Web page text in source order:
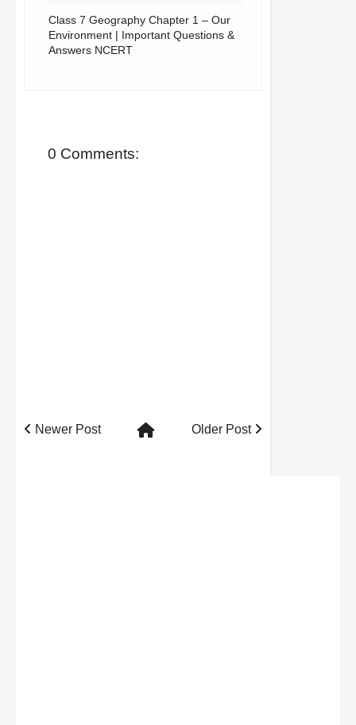
Class 7 Geography Chapter 1 – Our
Environment | Important Questions &
Answers NCERT
0 Comments:
Newer Post Older Post